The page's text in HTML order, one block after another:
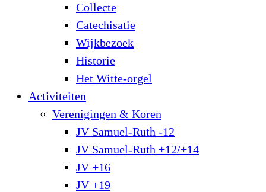
Collecte
Catechisatie
Wijkbezoek
Historie
Het Witte-orgel
Activiteiten
Verenigingen & Koren
JV Samuel-Ruth -12
JV Samuel-Ruth +12/+14
JV +16
JV +19